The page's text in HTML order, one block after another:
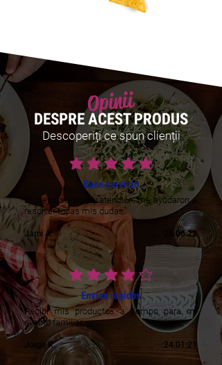
Opinii
DESPRE ACEST PRODUS
Descoperiți ce spun clienții
ratingul mediu este 5 din 5
Buen servicio
El mejor servicio y atencion, me ayudaron a
resolver todas mis dudas
Jami A. 25.06.22
ratingul mediu este 4 din 5
Envíos rápidos
Recibí mis productos a tiempo para mi
evento familiar
Jorge K. 24.01.21